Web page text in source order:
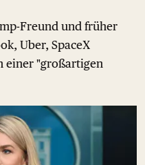
Freund und früher
Uber, SpaceX
einer "großartigen